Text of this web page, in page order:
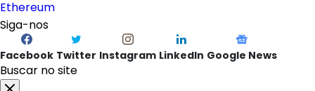
Ethereum
Siga-nos
Facebook Twitter Instagram LinkedIn Google News
Buscar no site